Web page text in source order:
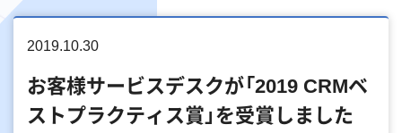
2019.10.30
お客様サービスデスクが「2019 CRMベ
ストプラクティス賞」を受賞しました